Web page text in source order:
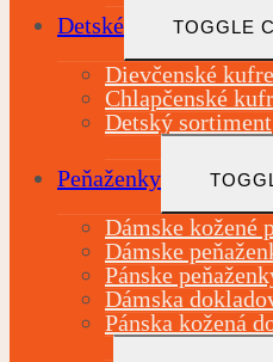
Detské TOGGLE
Dievčenské
Chlapčenské
Detský sortiment
Peňaženky
Dámske kožené
Dámske
Pánske
Dámska
Pánska kožená